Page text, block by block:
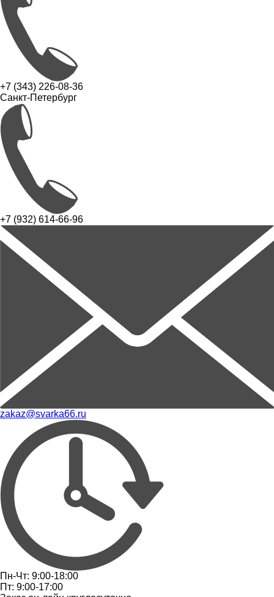
+7 (343) 226-08-36
Санкт-Петербург
+7 (932) 614-66-96
zakaz@svarka66.ru
Пн-Чт: 9:00-18:00
Пт: 9:00-17:00